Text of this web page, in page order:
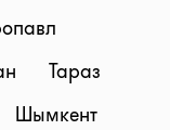
Тараз
Шымкент